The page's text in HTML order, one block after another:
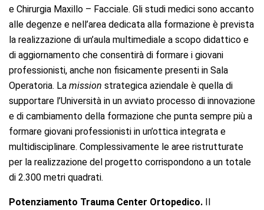
e Chirurgia Maxillo – Facciale. Gli studi medici sono accanto
alle degenze e nell’area dedicata alla formazione è prevista
la realizzazione di un’aula multimediale a scopo didattico e
di aggiornamento che consentirà di formare i giovani
professionisti, anche non fisicamente presenti in Sala
Operatoria. La mission strategica aziendale è quella di
supportare l’Università in un avviato processo di innovazione
e di cambiamento della formazione che punta sempre più a
formare giovani professionisti in un’ottica integrata e
multidisciplinare. Complessivamente le aree ristrutturate
per la realizzazione del progetto corrispondono a un totale
di 2.300 metri quadrati.
Potenziamento Trauma Center Ortopedico. Il